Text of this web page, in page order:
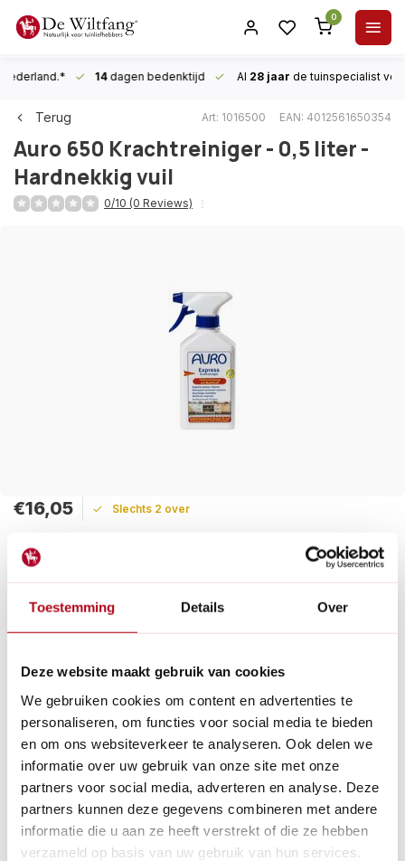
Toestemming Details Over
Deze website maakt gebruik van cookies
We gebruiken cookies om content en advertenties te
personaliseren, om functies voor social media te bieden
en om ons websiteverkeer te analyseren. Ook delen we
informatie over uw gebruik van onze site met onze
partners voor social media, adverteren en analyse. Deze
partners kunnen deze gegevens combineren met andere
informatie die u aan ze heeft verstrekt of die ze hebben
verzameld op basis van uw gebruik van hun services.
0
14dagen bedenktijd Al 28 jaar de tuinspecialist
Terug Art: 1016500 EAN: 4012561650354
Auro 650 Krachtreiniger - 0,5 liter -
Hardnekkig vuil
0/10 (0 Reviews)
€16,05 Slechts 2 over
Maak een keuze:
Lees meer
Betaal achteraf met Riverty.
Gratis verzendenvanaf € 60 in België en Nederland.*
14dagen bedenktijd
Al28 jaarde tuinspecialist voor tuinliefhebbers
Nieuw:Haal je bestelling in Wilnis bij ons op!
Stel een vraag over dit product